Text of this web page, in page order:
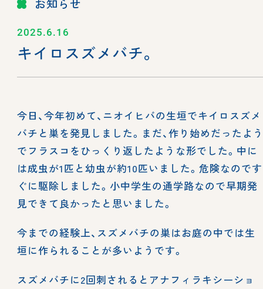
お知らせ
2025.6.16
キイロスズメバチ。
今日、今年初めて、ニオイヒバの生垣でキイロスズメ
バチと巣を発見しました。まだ、作り始めだったよ
でフラスコをひっくり返したような形でした。中に
は成虫が1匹と幼虫が約10匹いました。危険なのです
ぐに駆除しました。小中学生の通学路なので早期発
見できて良かったと思いました。
今までの経験上、スズメバチの巣はお庭の中では生
垣に作られることが多いようです。
スズメバチに2回刺されるとアナフィラキシーショ